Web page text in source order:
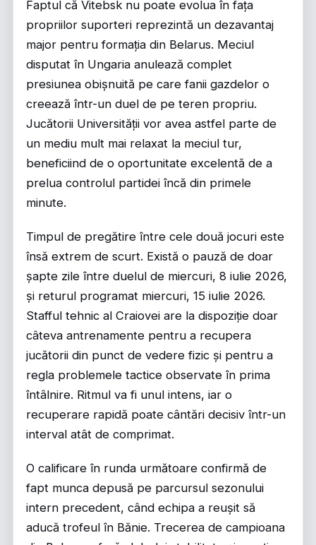
Faptul că Vitebsk nu poate evolua în fața
propriilor suporteri reprezintă un dezavantaj
major pentru formația din Belarus. Meciul
disputat în Ungaria anulează complet
presiunea obișnuită pe care fanii gazdelor o
creează într-un duel de pe teren propriu.
Jucătorii Universității vor avea astfel parte de
un mediu mult mai relaxat la meciul tur,
beneficiind de o oportunitate excelentă de a
prelua controlul partidei încă din primele
minute.
Timpul de pregătire între cele două jocuri este
însă extrem de scurt. Există o pauză de doar
șapte zile între duelul de miercuri, 8 iulie 2026,
și returul programat miercuri, 15 iulie 2026.
Stafful tehnic al Craiovei are la dispoziție doar
câteva antrenamente pentru a recupera
jucătorii din punct de vedere fizic și pentru a
regla problemele tactice observate în prima
întâlnire. Ritmul va fi unul intens, iar o
recuperare rapidă poate cântări decisiv într-un
interval atât de comprimat.
O calificare în runda următoare confirmă de
fapt munca depusă pe parcursul sezonului
intern precedent, când echipa a reușit să
aducă trofeul în Bănie. Trecerea de campioana